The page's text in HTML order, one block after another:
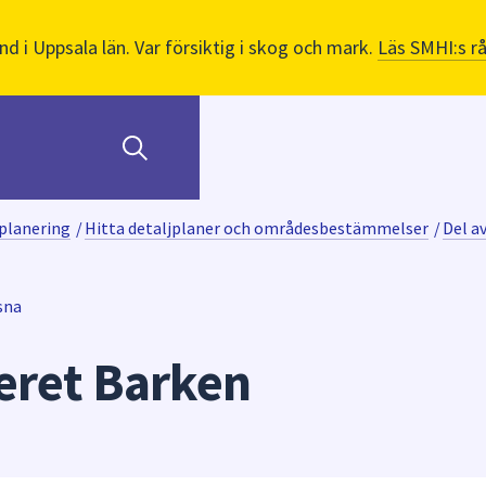
i Uppsala län. Var försiktig i skog och mark. Läs SMHI:s
/Hitta detaljplaner och områdesbestämmelser /Del
Barken